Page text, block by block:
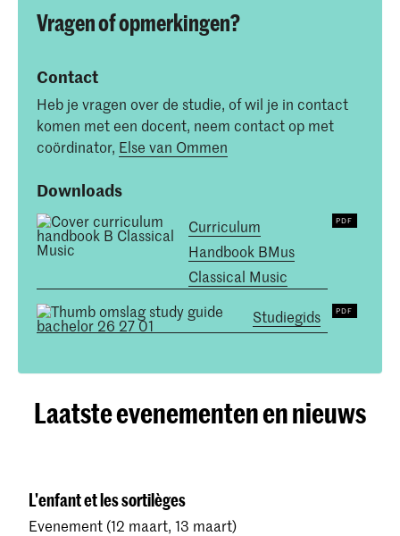
Vragen of opmerkingen?
Contact
Heb je vragen over de studie, of wil je in contact
komen met een docent, neem contact op met
coördinator, Else van Ommen
Downloads
Curriculum
Handbook BMus
Classical Music
Studiegids
Laatste evenementen en nieuws
L'enfant et les sortilèges
Evenement (12 maart, 13 maart)